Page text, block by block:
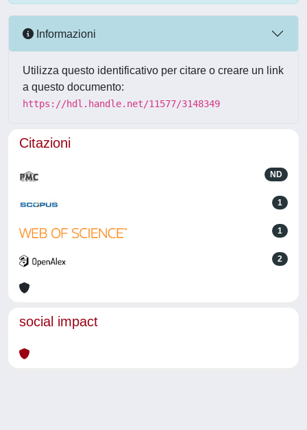
Informazioni
Utilizza questo identificativo per citare o creare un link
a questo documento:
https://hdl.handle.net/11577/3148349
Citazioni
ND
1
1
2
social impact